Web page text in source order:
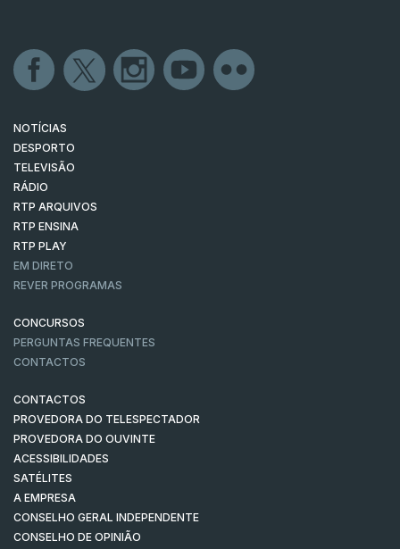
NOTÍCIAS
DESPORTO
TELEVISÃO
RÁDIO
RTP ARQUIVOS
RTP ENSINA
RTP PLAY
EM DIRETO
REVER PROGRAMAS
CONCURSOS
PERGUNTAS FREQUENTES
CONTACTOS
CONTACTOS
PROVEDORA DO TELESPECTADOR
PROVEDORA DO OUVINTE
ACESSIBILIDADES
SATÉLITES
A EMPRESA
CONSELHO GERAL INDEPENDENTE
CONSELHO DE OPINIÃO